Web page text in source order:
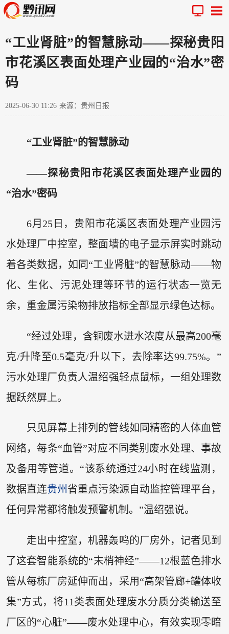
“工业肾脏”的智慧脉动——探秘贵阳
市花溪区表面处理产业园的“治水”密
码
2025-06-30 11:26 来源：贵州日报
“工业肾脏”的智慧脉动
——探秘贵阳市花溪区表面处理产业园的
“治水”密码
6月25日，贵阳市花溪区表面处理产业园污
水处理厂中控室，整面墙的电子显示屏实时跳动
着各类数据，如同“工业肾脏”的智慧脉动——物
化、生化、污泥处理等环节的运行状态一览无
余，重金属污染物排放指标全部显示绿色达标。
“经过处理，含铜废水进水浓度从最高200毫
克/升降至0.5毫克/升以下，去除率达99.75%。”
污水处理厂负责人温绍强轻点鼠标，一组处理数
据跃然屏上。
只见屏幕上排列的管线如同精密的人体血管
网络，每条“血管”对应不同类别废水处理、事故
及备用等管道。“该系统通过24小时在线监测，
数据直连贵州 省重点污染源自动监控管理平台，
任何异常都将触发预警机制。”温绍强说。
走出中控室，机器轰鸣的厂房外，记者见到
了这套智能系统的“末梢神经”——12根蓝色排水
管从每栋厂房延伸而出，采用“高架管廊+罐体收
集”方式，将11类表面处理废水分质分类输送至
厂区的“心脏”——废水处理中心，有效实现零暗